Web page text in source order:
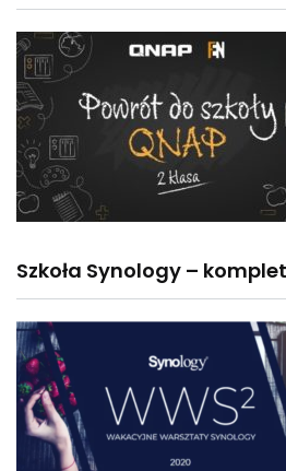
Szkoła Synology –